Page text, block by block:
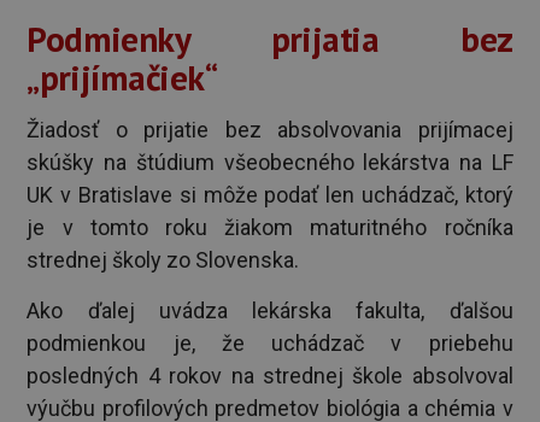
Podmienky prijatia bez
„prijímačiek“
Žiadosť o prijatie bez absolvovania prijímacej
skúšky na štúdium všeobecného lekárstva na LF
UK v Bratislave si môže podať len uchádzač, ktorý
je v tomto roku žiakom maturitného ročníka
strednej školy zo Slovenska.
Ako ďalej uvádza lekárska fakulta, ďalšou
podmienkou je, že uchádzač v priebehu
posledných 4 rokov na strednej škole absolvoval
výučbu profilových predmetov biológia a chémia v